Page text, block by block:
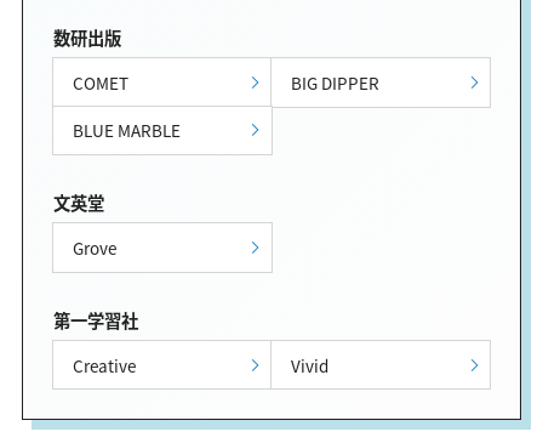
数研出版
COMET
BIG DIPPER
BLUE MARBLE
文英堂
Grove
第一学習社
Creative Vivid